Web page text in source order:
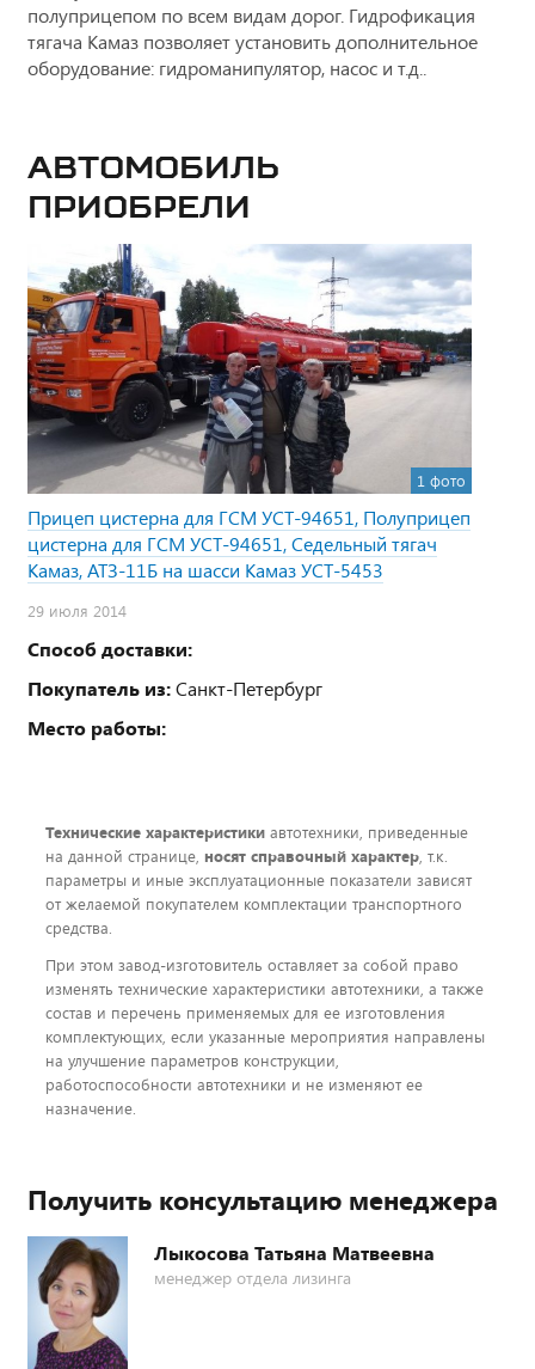
полуприцепом по всем видам дорог. Гидрофикация
тягача Камаз позволяет установить дополнительное
оборудование: гидроманипулятор, насос и т.д..
Автомобиль
приобрели
1 фото
Прицеп цистерна для ГСМ УСТ-94651, Полуприцеп
цистерна для ГСМ УСТ-94651, Седельный тягач
Камаз, АТЗ-11Б на шасси Камаз УСТ-5453
29 июля 2014
Способ доставки:
Покупатель из:Санкт-Петербург
Место работы:
Технические характеристики автотехники, приведенные
на данной странице, носят справочный характер, т.к.
параметры и иные эксплуатационные показатели зависят
от желаемой покупателем комплектации транспортного
средства.
При этом завод-изготовитель оставляет за собой право
изменять технические характеристики автотехники, а также
состав и перечень применяемых для ее изготовления
комплектующих, если указанные мероприятия направлены
на улучшение параметров конструкции,
работоспособности автотехники и не изменяют ее
назначение.
Получить консультацию менеджера
Лыкосова Татьяна Матвеевна
менеджер отдела лизинга